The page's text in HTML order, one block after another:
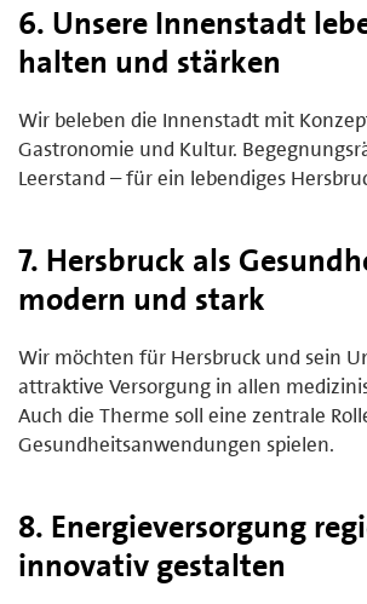
6. Unsere Innenstadt
halten und stärken
Wir beleben die Innenstadt mit
Gastronomie und Kultur.
Leerstand – für ein lebendiges
7. Hersbruck als
modern und stark
Wir möchten für Hersbruck und sein
attraktive Versorgung in allen
Auch die Therme soll eine zentrale
Gesundheitsanwendungen spielen.
8. Energieversorgung
innovativ gestalten